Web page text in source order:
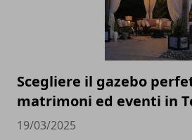
Scegliere il gazebo
matrimoni ed eventi in
19/03/2025